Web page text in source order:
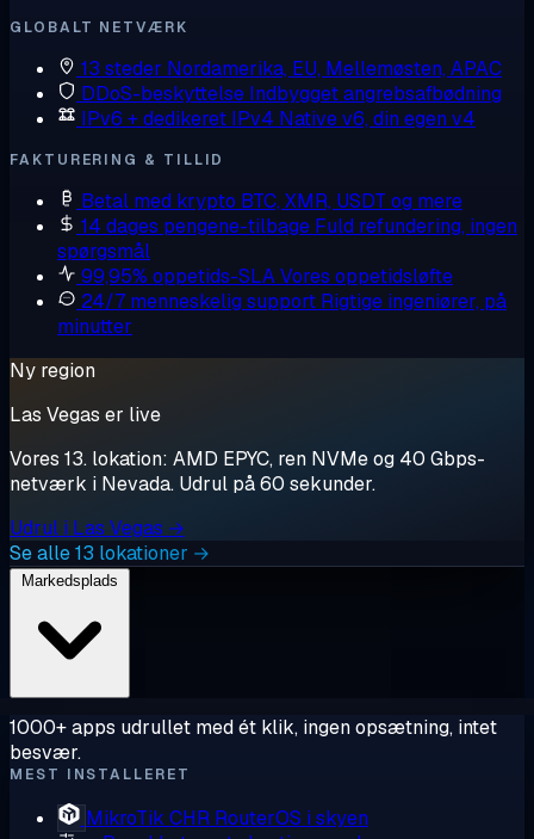
GLOBALT NETVÆRK
13 steder Nordamerika, EU, Mellemøsten, APAC
DDoS-beskyttelse Indbygget angrebsafbødning
IPv6 + dedikeret IPv4 Native v6, din egen v4
FAKTURERING & TILLID
Betal med krypto BTC, XMR, USDT og mere
14 dages pengene-tilbage Fuld refundering, ingen
spørgsmål
99,95% oppetids-SLAVores oppetidsløfte
24/7 menneskelig support Rigtige ingeniører, på
minutter
Ny region
Las Vegas er live
Vores 13. lokation: AMD EPYC, ren NVMe og 40 Gbps-
netværk i Nevada. Udrul på 60 sekunder.
Udrul i Las Vegas →
Se alle 13 lokationer →
1000+ apps udrullet med ét klik, ingen opsætning, intet
besvær.
MEST INSTALLERET
MikroTik CHR RouterOS i skyen